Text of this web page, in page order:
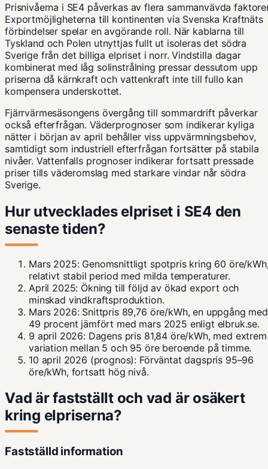
Prisnivåerna i SE4 påverkas av flera sammanvävda
Exportmöjligheterna till kontinenten via Svenska Kraftnäts
förbindelser spelar en avgörande roll. När kablarna till
Tyskland och Polen utnyttjas fullt ut isoleras det södra
Sverige från det billiga elpriset i norr. Vindstilla dagar
kombinerat med låg solinstrålning pressar dessutom upp
priserna då kärnkraft och vattenkraft inte till fullo kan
kompensera underskottet.
Fjärrvärmesäsongens övergång till sommardrift påverkar
också efterfrågan. Väderprognoser som indikerar kyliga
nätter i början av april behåller viss uppvärmningsbehov,
samtidigt som industriell efterfrågan fortsätter på stabila
nivåer. Vattenfallsprognoser indikerar fortsatt pressade
priser tills väderomslag med starkare vindar når södra
Sverige.
Hur utvecklades elpriset i SE4 den
senaste tiden?
Mars 2025: Genomsnittligt spotpris kring 60 öre/
relativt stabil period med milda temperaturer.
April 2025: Ökning till följd av ökad export och
minskad vindkraftsproduktion.
Mars 2026: Snittpris 89,76 öre/kWh, en uppgång med
49 procent jämfört med mars 2025 enligt elbruk.se.
9 april 2026: Dagens pris 81,84 öre/kWh, med extrem
variation mellan 5 och 95 öre beroende på timme.
10 april 2026 (prognos): Förväntat dagspris 95–96
öre/kWh, fortsatt hög nivå.
Vad är fastställt och vad är osäkert
kring elpriserna?
Fastställd information